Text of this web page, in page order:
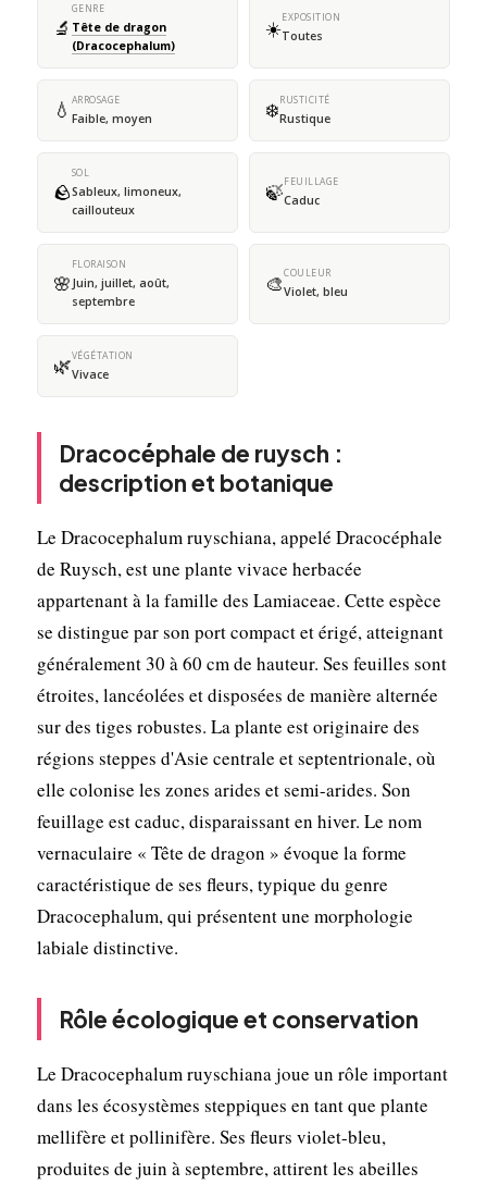
🔬
GENRE
Tête de dragon
(Dracocephalum)
☀️EXPOSITION
Toutes
💧 ARROSAGE
Faible, moyen ❄️RUSTICITÉ
Rustique
🪨
SOL
Sableux, limoneux,
caillouteux
🍃FEUILLAGE
Caduc
🌸
FLORAISON
Juin, juillet, août,
septembre
🎨COULEUR
Violet, bleu
🌿VÉGÉTATION
Vivace
Dracocéphale de ruysch :
description et botanique
Le Dracocephalum ruyschiana, appelé Dracocéphale
de Ruysch, est une plante vivace herbacée
appartenant à la famille des Lamiaceae. Cette espèce
se distingue par son port compact et érigé, atteignant
généralement 30 à 60 cm de hauteur. Ses feuilles sont
étroites, lancéolées et disposées de manière alternée
sur des tiges robustes. La plante est originaire des
régions steppes d'Asie centrale et septentrionale, où
elle colonise les zones arides et semi-arides. Son
feuillage est caduc, disparaissant en hiver. Le nom
vernaculaire « Tête de dragon » évoque la forme
caractéristique de ses fleurs, typique du genre
Dracocephalum, qui présentent une morphologie
labiale distinctive.
Rôle écologique et conservation
Le Dracocephalum ruyschiana joue un rôle important
dans les écosystèmes steppiques en tant que plante
mellifère et pollinifère. Ses fleurs violet-bleu,
produites de juin à septembre, attirent les abeilles